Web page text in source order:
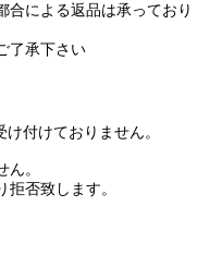
による返品は承っており
了承下さい
付けておりません。
。
否致します。